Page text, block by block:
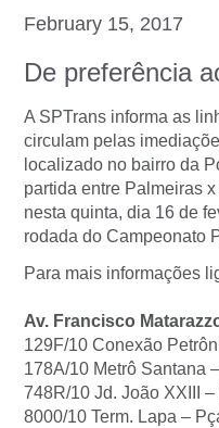
February 15, 2017
De preferência
A SPTrans informa as
circulam pelas
localizado no bairro da
partida entre Palmeiras
nesta quinta, dia 16 de
rodada do Campeonato
Para mais informações
Av. Francisco
129F/10 Conexão
178A/10 Metrô Santana
748R/10 Jd. João XXIII
8000/10 Term. Lapa –